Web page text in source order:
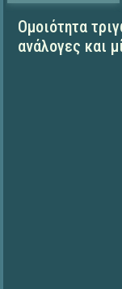
Ομοιότητα
ανάλογες και